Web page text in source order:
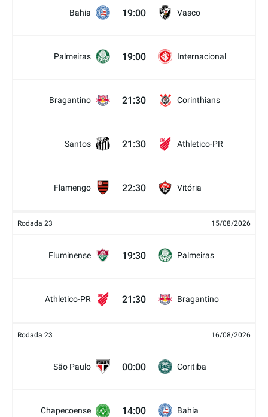
Bahia 19:00 Vasco
Palmeiras 19:00 Internacional
Bragantino 21:30 Corinthians
Santos 21:30 Athletico-PR
Flamengo 22:30 Vitória
Rodada 23 15/08/2026
Fluminense 19:30 Palmeiras
Athletico-PR 21:30 Bragantino
Rodada 23 16/08/2026
São Paulo 00:00 Coritiba
Chapecoense 14:00 Bahia